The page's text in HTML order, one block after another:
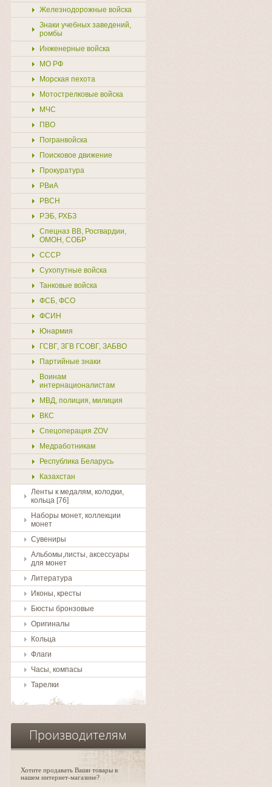
Железнодорожные войска
Знаки учебных заведений,
ромбы
Инженерные войска
МО РФ
Морская пехота
Мотострелковые войска
МЧС
ПВО
Погранвойска
Поисковое движение
Прокуратура
РВиА
РВСН
РЭБ, РХБЗ
Спецназ ВВ, Росгвардии,
ОМОН, СОБР
СССР
Сухопутные войска
Танковые войска
ФСБ, ФСО
ФСИН
Юнармия
ГСВГ, ЗГВ ГСОВГ, ЗАБВО
Партийные знаки
Воинам
интернационалистам
МВД, полиция, милиция
ВКС
Спецоперация ZOV
Медработникам
Республика Беларусь
Казахстан
Ленты к медалям, колодки,
кольца [76]
Наборы монет, коллекции
монет
Сувениры
Альбомы,листы, аксессуары
для монет
Литература
Иконы, кресты
Бюсты бронзовые
Оригиналы
Кольца
Флаги
Часы, компасы
Тарелки
Производителям
Хотите продавать Ваши товары в
нашем интернет-магазине?